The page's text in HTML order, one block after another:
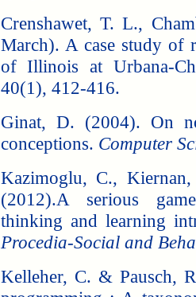
Crenshawet, T. L.,
March). A case study of
of Illinois at Urbana-
40(1), 412-416.
Ginat, D. (2004). On
conceptions. Computer
Kazimoglu, C.,
(2012).A serious
thinking and learning
Procedia-Social and
Kelleher, C. & Pausch,